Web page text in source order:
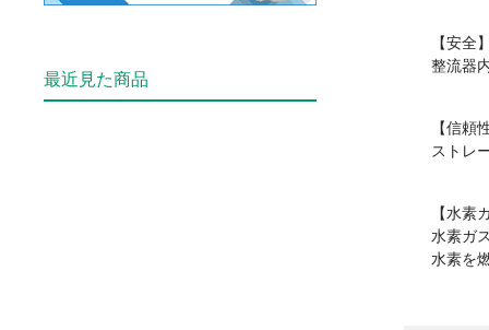
【安全
整流器
【信頼
ストレ
【水素
水素ガ
水素を
最近見た商品